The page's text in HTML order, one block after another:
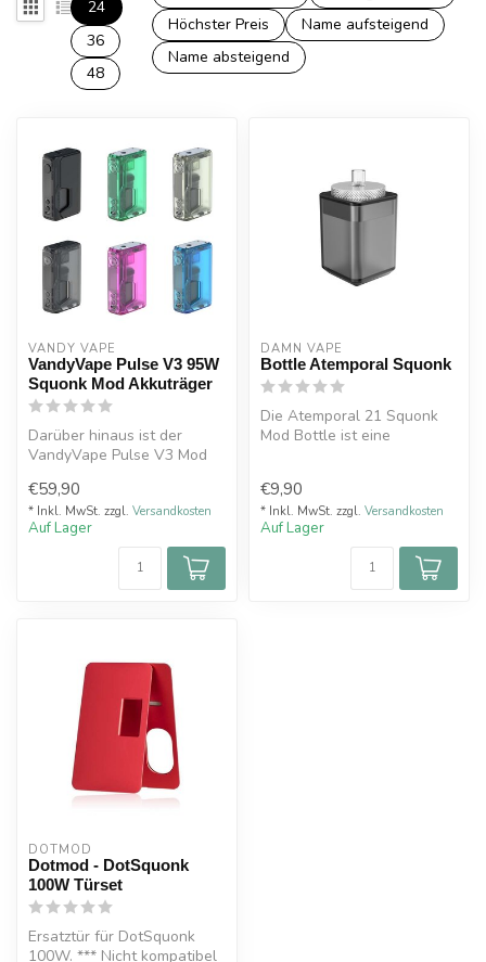
24
36
48
Höchster Preis
Name aufsteigend
Name absteigend
VANDY VAPE
VandyVape Pulse V3 95W
Squonk Mod Akkuträger
Darüber hinaus ist der
VandyVape Pulse V3 Mod
Modus (T...
€59,90
* Inkl. MwSt. zzgl. Versandkosten
Auf Lager
DAMN VAPE
Bottle Atemporal Squonk
Die Atemporal 21 Squonk
Mod Bottle ist eine
€9,90
* Inkl. MwSt. zzgl. Versandkosten
Auf Lager
DOTMOD
Dotmod - DotSquonk
100W Türset
Ersatztür für DotSquonk
100W. *** Nicht kompatibel